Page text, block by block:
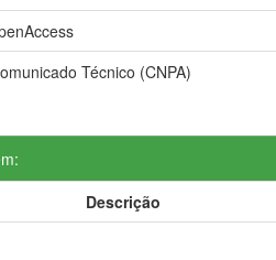
Técnico (CNPA)
Descrição